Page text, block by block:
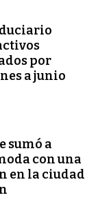
por
a junio
sumó a
con una
en la ciudad